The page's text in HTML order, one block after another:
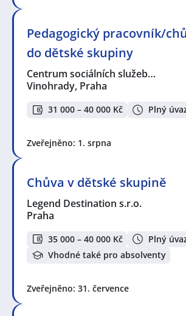
Pedagogický pracovník/
do dětské skupiny
Centrum sociálních služeb…
Vinohrady, Praha
31 000 – 40 000 Kč Plný
Zveřejněno: 1. srpna
Chůva v dětské skupině
Legend Destination s.r.o.
Praha
35 000 – 40 000 Kč
Plný
Vhodné také pro absolventy
Zveřejněno: 31. července